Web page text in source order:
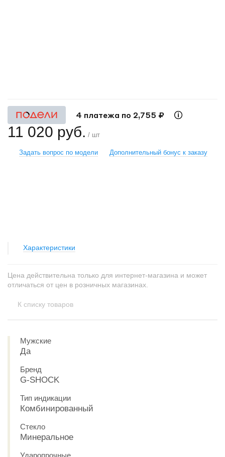
Характеристики
4 платежа по 2,755 ₽
11 020 руб. / шт
Задать вопрос по модели Дополнительный бонус к заказу
Цена действительна только для интернет-магазина и может
отличаться от цен в розничных магазинах.
К списку товаров
Мужские
Да
Бренд
G-SHOCK
Тип индикации
Комбинированный
Стекло
Минеральное
Ударопрочные